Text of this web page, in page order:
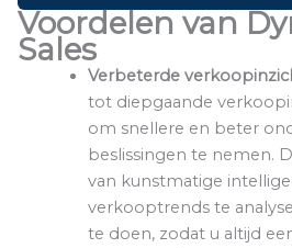
Voordelen van
Sales
Verbeterde
tot diepgaande
om snellere en beter
beslissingen te nemen.
van kunstmatige
verkooptrends te
te doen, zodat u altijd